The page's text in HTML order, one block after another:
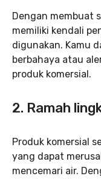
Dengan membuat
memiliki kendali
digunakan. Kamu
berbahaya atau
produk komersial.
2. Ramah
Produk komersial
yang dapat
mencemari air.